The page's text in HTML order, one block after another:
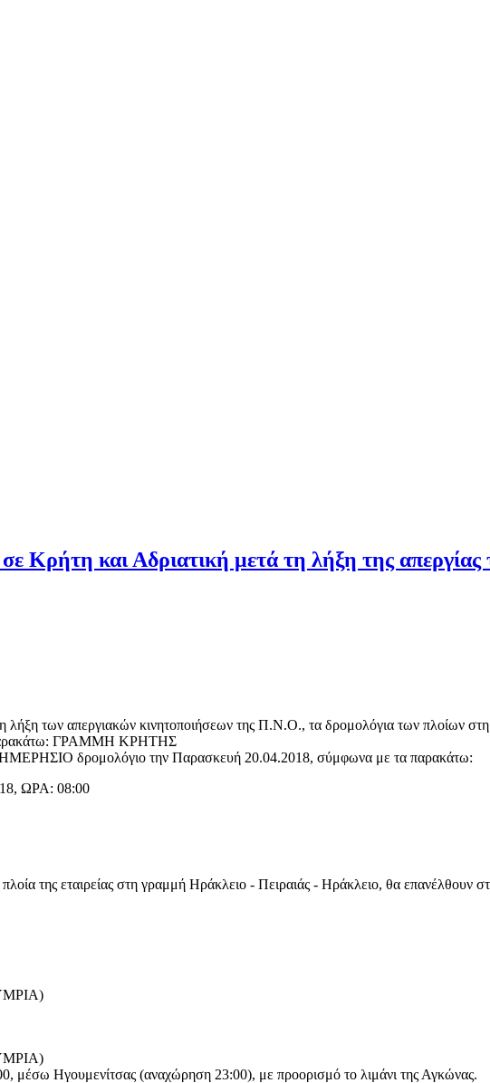
Κρήτη και Αδριατική μετά τη λήξη της
λήξη των απεργιακών κινητοποιήσεων της Π.Ν.Ο., τα δρομολόγια των πλοίων
παρακάτω: ΓΡΑΜΜΗ ΚΡΗΤΗΣ
δρομολόγιο την Παρασκευή 20.04.2018, σύμφωνα με τα παρακάτω:
ΩΡΑ: 08:00
της εταιρείας στη γραμμή Ηράκλειο - Πειραιάς - Ηράκλειο, θα επανέλθουν
μέσω Ηγουμενίτσας (αναχώρηση 23:00), με προορισμό το λιμάνι της Αγκώνας.